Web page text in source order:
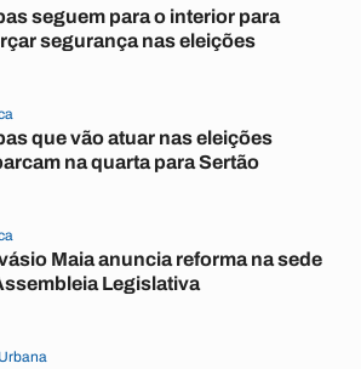
seguem para o interior para
segurança nas eleições
que vão atuar nas eleições
na quarta para Sertão
Maia anuncia reforma na sede
Legislativa